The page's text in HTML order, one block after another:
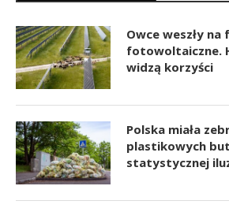
Owce weszły na
fotowoltaiczne.
widzą korzyści
Polska miała
plastikowych
statystycznej